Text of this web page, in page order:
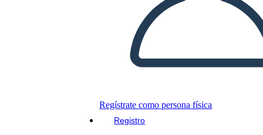
Regístrate como persona física
Registro
Copie este guión gráfico
CREAR UN GUIÓN GRÁFICO
JUEGO DE DIAPOSITIVAS